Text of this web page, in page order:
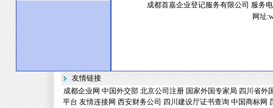
成都首嘉企业登记服务有限公司 服务
网址
友情链接
成都企业网 中国外交部 北京公司注册 国家外国专家局 四川省外
平台 友情连接网 西安财务公司 四川建设厅证书查询 中国商标网